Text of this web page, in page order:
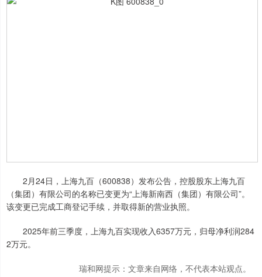
2月24日，上海九百（600838）发布公告，控股股东上海九百
（集团）有限公司的名称已变更为“上海新南西（集团）有限公司”。
该变更已完成工商登记手续，并取得新的营业执照。
2025年前三季度，上海九百实现收入6357万元，归母净利润284
2万元。
瑞和网提示：文章来自网络，不代表本站观点。